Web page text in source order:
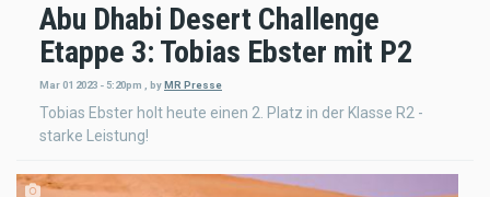
Abu Dhabi Desert Challenge
Etappe 3: Tobias Ebster mit P2
Mar 01 2023 - 5:20pm byMR Presse
Tobias Ebster holt heute einen 2. Platz in der Klasse R2 -
starke Leistung!